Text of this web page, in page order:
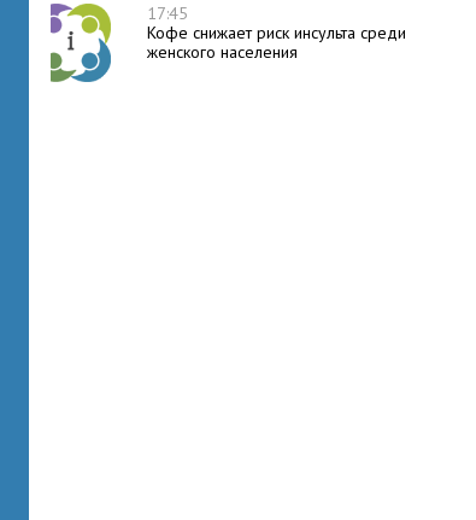
17:45
Кофе снижает риск инсульта среди
женского населения